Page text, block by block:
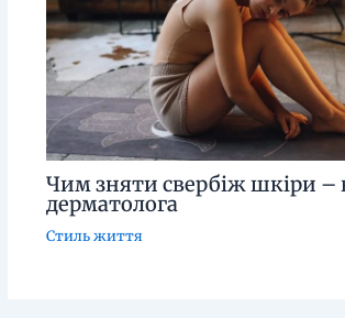
Чим зняти свербіж шкіри –
дерматолога
Стиль життя